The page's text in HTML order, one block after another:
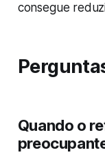
consegue
Quando o